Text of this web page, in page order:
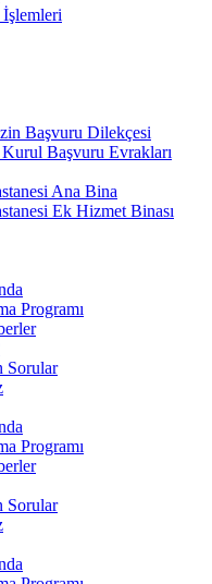
Başvuru Dilekçesi
Başvuru Evrakları
Ana Bina
Ek Hizmet Binası
Programı
Sorular
Programı
Sorular